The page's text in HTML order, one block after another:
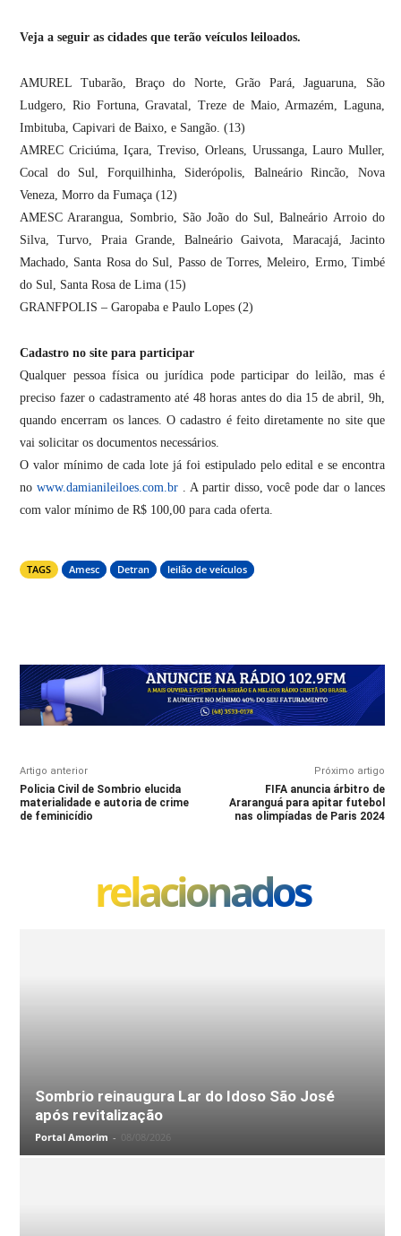
Veja a seguir as cidades que terão veículos leiloados.
AMUREL Tubarão, Braço do Norte, Grão Pará, Jaguaruna, São
Ludgero, Rio Fortuna, Gravatal, Treze de Maio, Armazém, Laguna,
Imbituba, Capivari de Baixo, e Sangão. (13)
AMREC Criciúma, Içara, Treviso, Orleans, Urussanga, Lauro Muller,
Cocal do Sul, Forquilhinha, Siderópolis, Balneário Rincão, Nova
Veneza, Morro da Fumaça (12)
AMESC Ararangua, Sombrio, São João do Sul, Balneário Arroio do
Silva, Turvo, Praia Grande, Balneário Gaivota, Maracajá, Jacinto
Machado, Santa Rosa do Sul, Passo de Torres, Meleiro, Ermo, Timbé
do Sul, Santa Rosa de Lima (15)
GRANFPOLIS – Garopaba e Paulo Lopes (2)
Cadastro no site para participar
Qualquer pessoa física ou jurídica pode participar do leilão, mas é
preciso fazer o cadastramento até 48 horas antes do dia 15 de abril, 9h,
quando encerram os lances. O cadastro é feito diretamente no site que
vai solicitar os documentos necessários.
O valor mínimo de cada lote já foi estipulado pelo edital e se encontra
no www.damianileiloes.com.br. A partir disso, você pode dar o lances
com valor mínimo de R$ 100,00 para cada oferta.
TAGS Amesc Detran leilão de veículos
Artigo anterior
Policia Civil de Sombrio elucida
materialidade e autoria de crime
de feminicídio
Próximo artigo
FIFA anuncia árbitro de
Araranguá para apitar futebol
nas olimpíadas de Paris 2024
relacionados
Sombrio reinaugura Lar do Idoso São José
após revitalização
Portal Amorim - 08/08/2026